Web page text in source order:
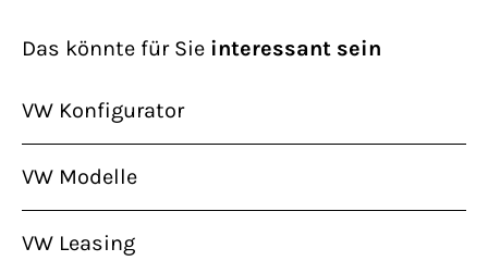
Das könnte für Sie interessant sein
VW Konfigurator
VW Modelle
VW Leasing